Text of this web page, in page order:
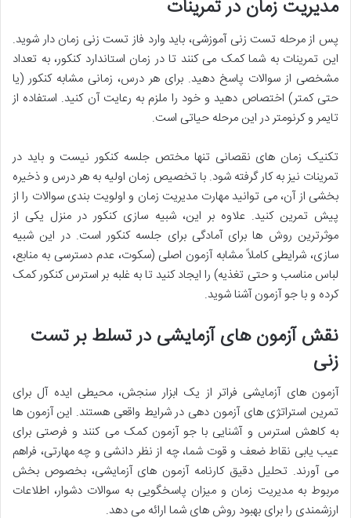
مدیریت زمان در تمرینات
پس از مرحله تست زنی آموزشی، باید وارد فاز تست زنی زمان دار شوید.
این تمرینات به شما کمک می کنند تا در زمان استاندارد کنکور، به تعداد
مشخصی از سوالات پاسخ دهید. برای هر درس، زمانی مشابه کنکور (یا
حتی کمتر) اختصاص دهید و خود را ملزم به رعایت آن کنید. استفاده از
تایمر و کرنومتر در این مرحله حیاتی است.
تکنیک زمان های نقصانی تنها مختص جلسه کنکور نیست و باید در
تمرینات نیز به کار گرفته شود. با تخصیص زمان اولیه به هر درس و ذخیره
بخشی از آن، می توانید مهارت مدیریت زمان و اولویت بندی سوالات را از
پیش تمرین کنید. علاوه بر این،شبیه سازی کنکور در منزل یکی از
موثرترین روش ها برایآمادگی برای جلسه کنکوراست. در این شبیه
سازی، شرایطی کاملاً مشابه آزمون اصلی (سکوت، عدم دسترسی به منابع،
لباس مناسب و حتی تغذیه) را ایجاد کنید تا به غلبه بر استرس کنکورکمک
کرده و با جو آزمون آشنا شوید.
نقش آزمون های آزمایشی در تسلط بر تست
زنی
آزمون های آزمایشی فراتر از یک ابزار سنجش، محیطی ایده آل برای
تمرین استراتژی های آزمون دهی در شرایط واقعی هستند. این آزمون ها
بهکاهش استرس و آشنایی با جو آزمون کمک می کنند و فرصتی برای
عیب یابی نقاط ضعف و قوت شما، چه از نظر دانشی و چه مهارتی، فراهم
می آورند. تحلیل دقیق کارنامه آزمون های آزمایشی، بخصوص بخش
مربوط به مدیریت زمان و میزان پاسخگویی به سوالات دشوار، اطلاعات
ارزشمندی را برای بهبود روش های شما ارائه می دهد.